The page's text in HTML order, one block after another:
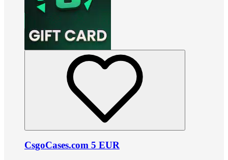
CsgoCases.com 5 EUR